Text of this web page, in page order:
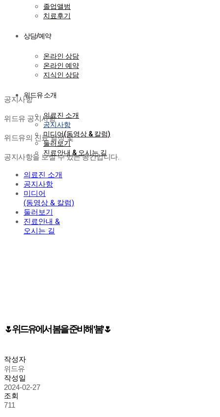
졸업앨범
치료후기
상담/예약
온라인 상담
온라인 예약
지식인 상담
위드유 소개
의료진 소개
공지사항
미디어(동영상 & 칼럼)
둘러보기
진료안내 & 오시는 길
공지사항
공지사항
위드유 공지사항
위드유의 진료 일정 및
공지사항을 보실 수 있는 공간입니다.
의료진 소개
공지사항
미디어
(동영상 & 칼럼)
둘러보기
진료안내 &
오시는 길
🌷위드유에서 봄을 준비해 '봄'🌷
작성자
위드유
작성일
2024-02-27
조회
711